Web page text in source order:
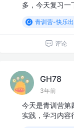
多，今天复习一
青训营-快乐
评论
GH78
3年前
今天是青训营第
实践，学习内容